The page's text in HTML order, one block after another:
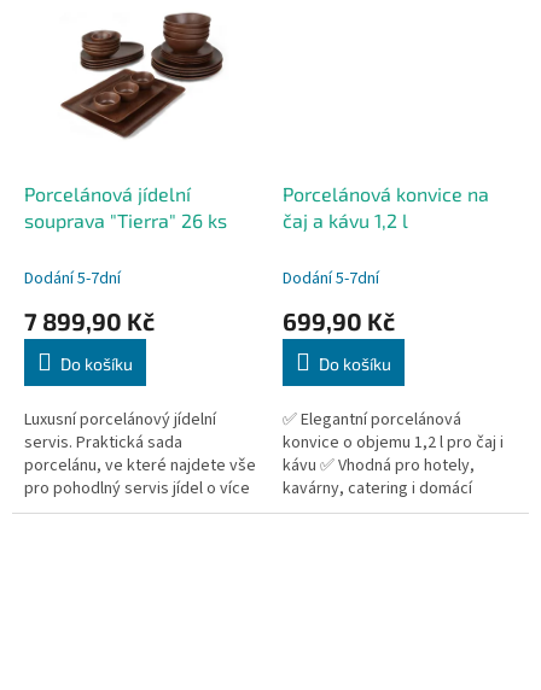
Porcelánová jídelní
souprava "Tierra" 26 ks
Dodání 5-7dní
7 899,90 Kč
Do košíku
Luxusní porcelánový jídelní
servis. Praktická sada
porcelánu, ve které najdete vše
pro pohodlný servis jídel o více
chodech. Od pestrých
Porcelánová konvice na
čaj a kávu 1,2 l
Dodání 5-7dní
699,90 Kč
Do košíku
✅ Elegantní porcelánová
konvice o objemu 1,2 l pro čaj i
kávu ✅ Vhodná pro hotely,
kavárny, catering i domácí
servírování ✅ Odolný hotelový